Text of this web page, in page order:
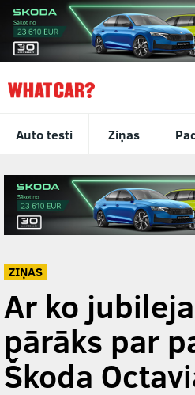
Auto testi Ziņas
ZIŅAS
Ar ko
pārāks par
Škoda